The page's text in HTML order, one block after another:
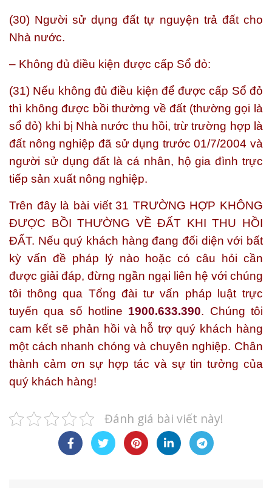
(30) Người sử dụng đất tự nguyện trả đất cho
Nhà nước.
– Không đủ điều kiện được cấp Sổ đỏ:
(31) Nếu không đủ điều kiện để được cấp Sổ đỏ
thì không được bồi thường về đất (thường gọi là
sổ đỏ) khi bị Nhà nước thu hồi, trừ trường hợp là
đất nông nghiệp đã sử dụng trước 01/7/2004 và
người sử dụng đất là cá nhân, hộ gia đình trực
tiếp sản xuất nông nghiệp.
Trên đây là bài viết31 TRƯỜNG HỢP KHÔNG
ĐƯỢC BỒI THƯỜNG VỀ ĐẤT KHI THU HỒI
ĐẤT. Nếu quý khách hàng đang đối diện với bất
kỳ vấn đề pháp lý nào hoặc có câu hỏi cần
được giải đáp, đừng ngần ngại liên hệ với chúng
tôi thông qua Tổng đài tư vấn pháp luật trực
tuyến qua số hotline 1900.633.390. Chúng tôi
cam kết sẽ phản hồi và hỗ trợ quý khách hàng
một cách nhanh chóng và chuyên nghiệp. Chân
thành cảm ơn sự hợp tác và sự tin tưởng của
quý khách hàng!
Đánh giá bài viết này!